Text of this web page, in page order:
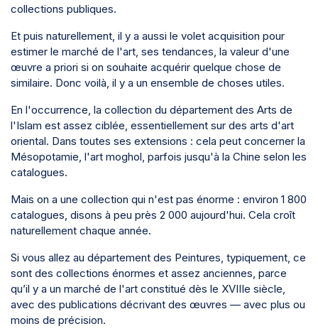
collections publiques.
Et puis naturellement, il y a aussi le volet acquisition pour
estimer le marché de l'art, ses tendances, la valeur d'une
œuvre a priori si on souhaite acquérir quelque chose de
similaire. Donc voilà, il y a un ensemble de choses utiles.
En l'occurrence, la collection du département des Arts de
l'Islam est assez ciblée, essentiellement sur des arts d'art
oriental. Dans toutes ses extensions : cela peut concerner la
Mésopotamie, l'art moghol, parfois jusqu'à la Chine selon les
catalogues.
Mais on a une collection qui n'est pas énorme : environ 1 800
catalogues, disons à peu près 2 000 aujourd'hui. Cela croît
naturellement chaque année.
Si vous allez au département des Peintures, typiquement, ce
sont des collections énormes et assez anciennes, parce
qu’il y a un marché de l'art constitué dès le XVIIIe siècle,
avec des publications décrivant des œuvres — avec plus ou
moins de précision.